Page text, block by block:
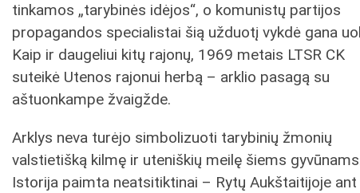
tinkamos „tarybinės idėjos“, o komunistų partijos
propagandos specialistai šią užduotį vykdė gana
Kaip ir daugeliui kitų rajonų, 1969 metais LTSR CK
suteikė Utenos rajonui herbą – arklio pasagą su
aštuonkampe žvaigžde.
Arklys neva turėjo simbolizuoti tarybinių žmonių
valstietišką kilmę ir uteniškių meilę šiems
Istorija paimta neatsitiktinai – Rytų Aukštaitijoje ant